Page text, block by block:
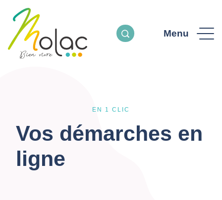
Menu
EN 1 CLIC
Vos démarches en
ligne